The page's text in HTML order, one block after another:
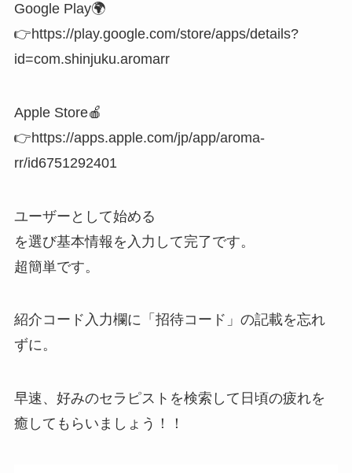
Google Play🌍
👉https://play.google.com/store/apps/details?
id=com.shinjuku.aromarr
Apple Store🍎
👉https://apps.apple.com/jp/app/aroma-
rr/id6751292401
ユーザーとして始める
を選び基本情報を入力して完了です。
超簡単です。
紹介コード入力欄に「招待コード」の記載を忘れ
ずに。
早速、好みのセラピストを検索して日頃の疲れを
癒してもらいましょう！！